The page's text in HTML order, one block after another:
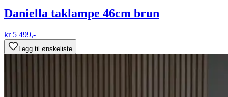
Daniella taklampe 46cm brun
kr 5 499,-
Legg til ønskeliste